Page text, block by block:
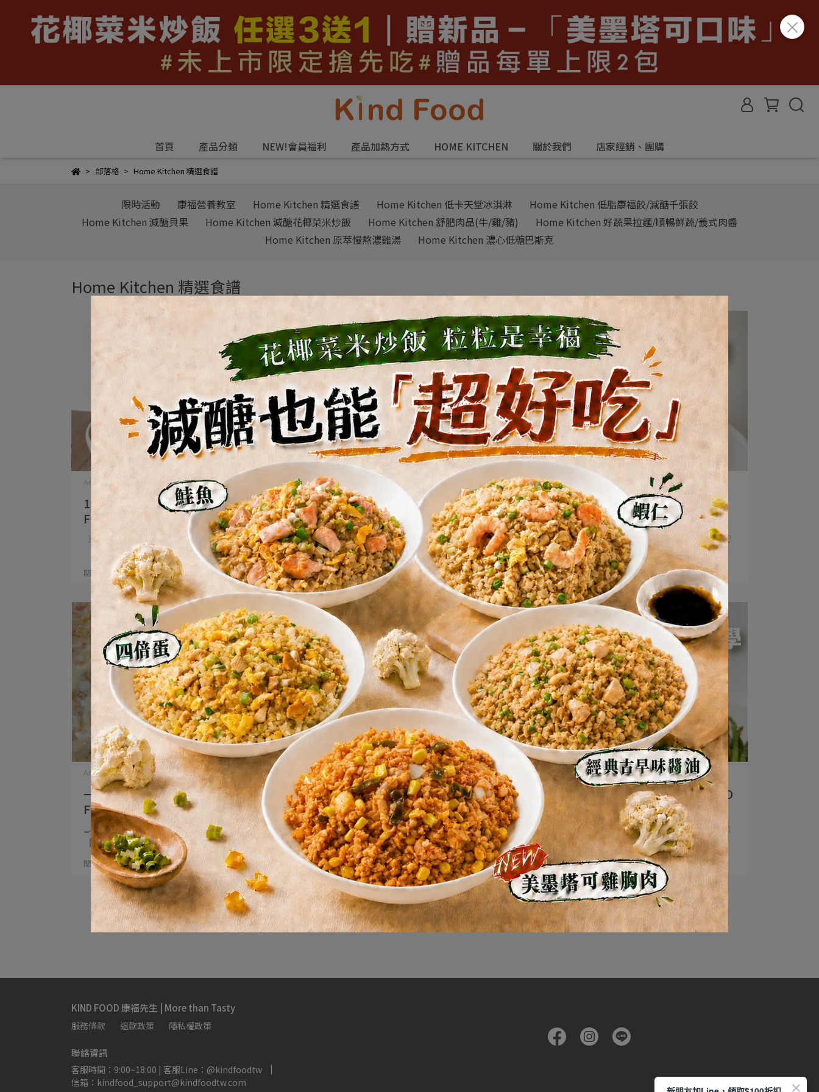
首頁 產品分類 NEW!會員福利 產品加熱方式 HOME KITCHEN 關於我們 店家經銷、團購
部落格 Home Kitchen 精選食譜
限時活動 康福營養教室 Home Kitchen 精選食譜 Home Kitchen 低卡天堂冰淇淋
Home Kitchen 低脂康福餃/減醣千張餃
Home Kitchen 減醣貝果
Home Kitchen 減醣花椰菜米炒飯 Home Kitchen 舒肥肉品(牛/雞/豬)
Home Kitchen 好蔬果拉麵/順暢鮮蔬/義式肉醬
Home Kitchen 原萃慢熬濃雞湯
Home Kitchen 濃心低糖巴斯克
Home Kitchen 精選食譜
10分鐘上桌！氣炸千張🥟｜KIND
FOOD Home Kitchen
Anting | 2024-06-24
10分鐘就上桌❗ ㄎㄠˊㄎㄠˊ⋯
閱讀更多 ->
如何加熱冷凍蔬菜？｜KIND FOOD
Home Kitchen
Anting | 2024-06-11
多吃菜很重要，但繁忙的生活 很少人有時間每
天洗菜、⋯
閱讀更多 ->
起司肉醬馬鈴薯｜KIND FOOD
Home Kitchen
Anting | 2024-05-27
誰說忙碌的日子裡不能享受美食？ 今天的秘密
武器是👉⋯
閱讀更多 ->
一鍋到底！減脂餛飩湯｜KIND
FOOD Home Kitchen
Anting | 2024-05-20
🍳料理職人終極秘訣：一鍋到底！ 本日菜單
【減脂版餛⋯
閱讀更多 ->
10分鐘吃到軟嫩牛腱心｜KIND
FOOD Home Kitchen
Anting | 2024-05-06
人氣隱藏版料理🔥10分鐘吃到軟嫩牛腱心 想從
雞胸、⋯
閱讀更多 ->
20秒吃到5星級牛排！｜KIND FOOD
Home Kitchen
Anting | 2024-04-29
蛤？真的假的～～～？ 煎牛排不用洗鍋子？煎
牛排不用⋯
閱讀更多 ->
1 2 3 4 5 6 … 10 »
KIND FOOD 康福先生 | More than Tasty
服務條款 退款政策 隱私權政策
聯絡資訊
客服時間：9:00~18:00 | 客服Line：@kindfoodtw
信箱：kindfood_support@kindfoodtw.com